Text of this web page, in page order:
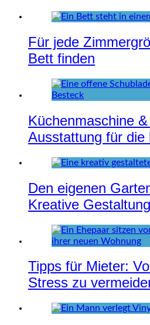
Für jede
Bett finden
Küchenmaschine
Ausstattung für die
Den eigenen
Kreative
Tipps für Mieter:
Stress zu